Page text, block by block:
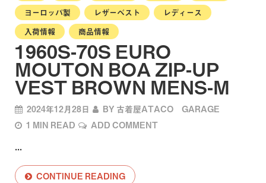
ヨーロッパ製
レザーベスト
レディース
入荷情報
商品情報
1960S-70S EURO
MOUTON BOA ZIP-UP
VEST BROWN MENS-M
2024年12月28日 BY 古着屋ATACO GARAGE
1 MIN READ
ADD COMMENT
...
CONTINUE READING